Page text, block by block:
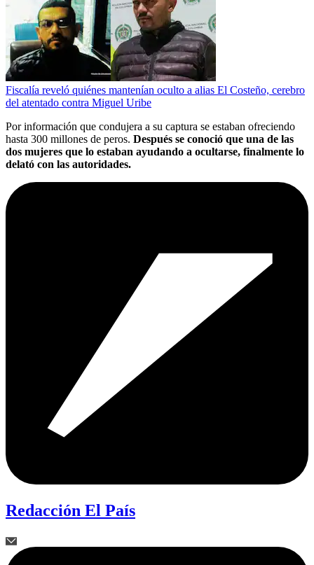
Fiscalía reveló quiénes mantenían oculto a alias El Costeño, cerebro
del atentado contra Miguel Uribe
Por información que condujera a su captura se estaban ofreciendo
hasta 300 millones de peros. Después se conoció que una de las
dos mujeres que lo estaban ayudando a ocultarse, finalmente lo
delató con las autoridades.
Redacción El País